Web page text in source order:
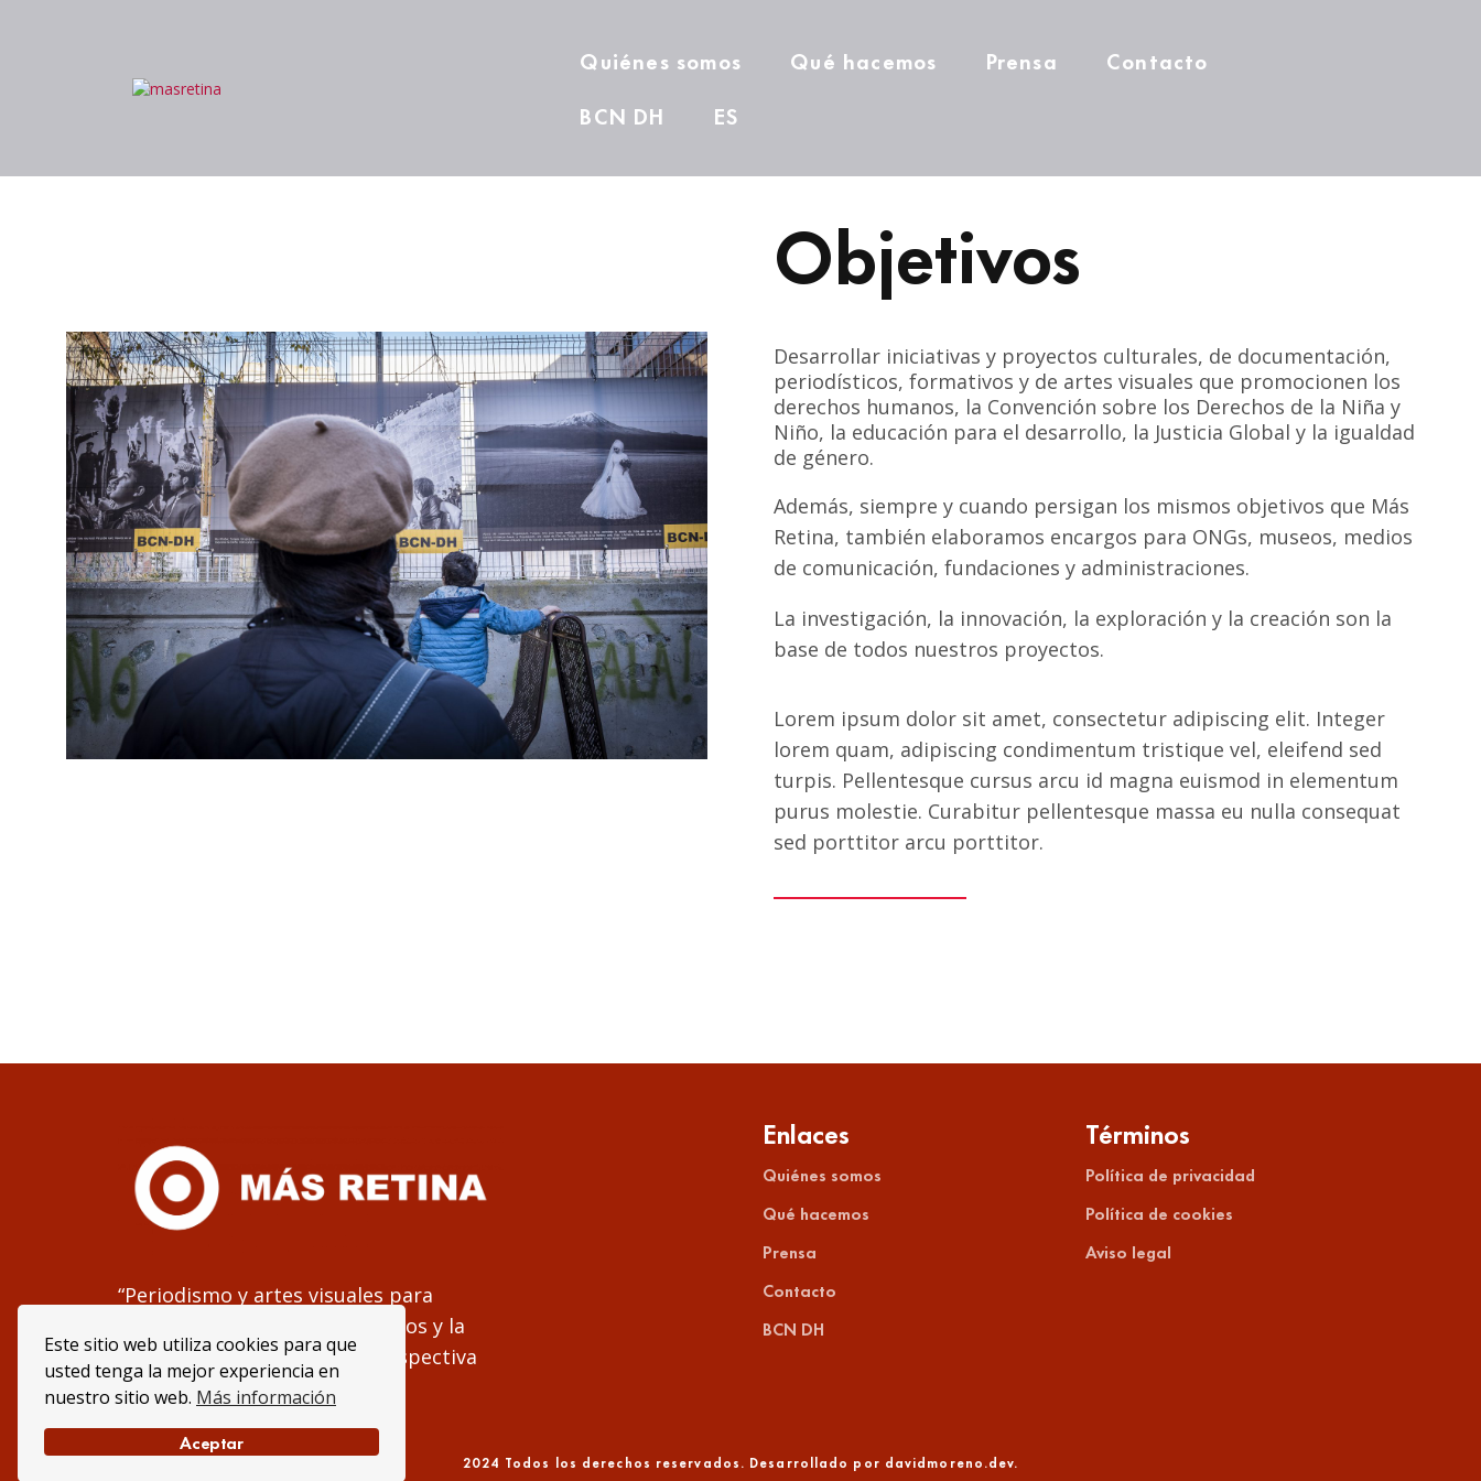
Este sitio web utiliza cookies para que
usted tenga la mejor experiencia en
nuestro sitio web. Más información
Aceptar
Quiénes somos Qué hacemos Prensa
Contacto
BCN DH
ES
Objetivos
Desarrollar iniciativas y proyectos culturales, de documentación,
periodísticos, formativos y de artes visuales que promocionen los
derechos humanos, la Convención sobre los Derechos de la Niña y
Niño, la educación para el desarrollo, la Justicia Global y la igualdad
de género.
​Además, siempre y cuando persigan los mismos objetivos que Más
Retina, también elaboramos encargos para ONGs, museos, medios
de comunicación, fundaciones y administraciones.
La investigación, la innovación, la exploración y la creación son la
base de todos nuestros proyectos.
Lorem ipsum dolor sit amet, consectetur adipiscing elit. Integer
lorem quam, adipiscing condimentum tristique vel, eleifend sed
turpis. Pellentesque cursus arcu id magna euismod in elementum
purus molestie. Curabitur pellentesque massa eu nulla consequat
sed porttitor arcu porttitor.
“Periodismo y artes visuales para
fomentar los derechos humanos y la
justicia global, desde una perspectiva
de género”
Enlaces
Quiénes somos
Qué hacemos
Prensa
Contacto
BCN DH
Términos
Política de privacidad
Política de cookies
Aviso legal
2024 Todos los derechos reservados. Desarrollado por davidmoreno.dev.